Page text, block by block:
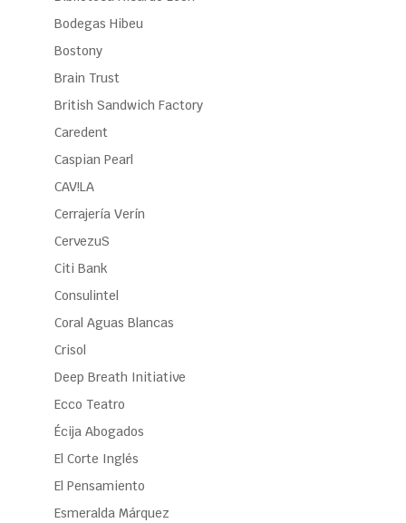
Bodegas Hibeu
Bostony
Brain Trust
British Sandwich Factory
Caredent
Caspian Pearl
CAV!LA
Cerrajería Verín
CervezuS
Citi Bank
Consulintel
Coral Aguas Blancas
Crisol
Deep Breath Initiative
Ecco Teatro
Écija Abogados
El Corte Inglés
El Pensamiento
Esmeralda Márquez